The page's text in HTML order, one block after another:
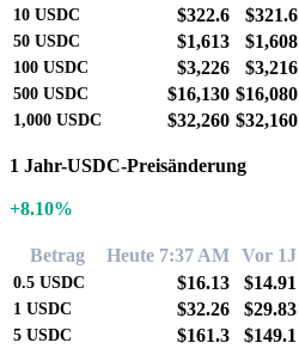
10 USDC $322.6 $321.6
50 USDC $1,613 $1,608
100 USDC $3,226 $3,216
500 USDC $16,130 $16,080
1,000 USDC $32,260 $32,160
1 Jahr-USDC-Preisänderung
+8.10%
Betrag Heute 7:37 AM Vor 1J
0.5 USDC $16.13 $14.91
1 USDC $32.26 $29.83
5 USDC $161.3 $149.1